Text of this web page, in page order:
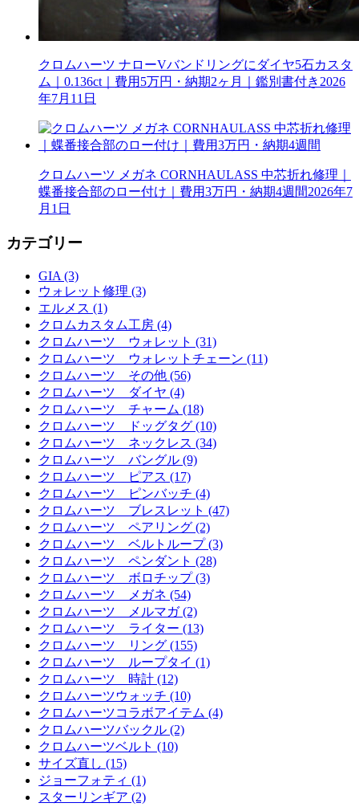
クロムハーツ ナローVバンドリングにダイヤ5石カスタ
ム｜0.136ct｜費用5万円・納期2ヶ月｜鑑別書付き 2026
年7月11日
クロムハーツ メガネ CORNHAULASS 中芯折れ修理｜
蝶番接合部のロー付け｜費用3万円・納期4週間2026年7
月1日
カテゴリー
GIA (3)
ウォレット修理 (3)
エルメス (1)
クロムカスタム工房 (4)
クロムハーツ ウォレット (31)
クロムハーツ ウォレットチェーン (11)
クロムハーツ その他 (56)
クロムハーツ ダイヤ (4)
クロムハーツ チャーム (18)
クロムハーツ ドッグタグ (10)
クロムハーツ ネックレス (34)
クロムハーツ バングル (9)
クロムハーツ ピアス (17)
クロムハーツ ピンバッチ (4)
クロムハーツ ブレスレット (47)
クロムハーツ ペアリング (2)
クロムハーツ ベルトループ (3)
クロムハーツ ペンダント (28)
クロムハーツ ボロチップ (3)
クロムハーツ メガネ (54)
クロムハーツ メルマガ (2)
クロムハーツ ライター (13)
クロムハーツ リング (155)
クロムハーツ ループタイ (1)
クロムハーツ 時計 (12)
クロムハーツウォッチ (10)
クロムハーツコラボアイテム (4)
クロムハーツバックル (2)
クロムハーツベルト (10)
サイズ直し (15)
ジョーフォティ (1)
スターリンギア (2)